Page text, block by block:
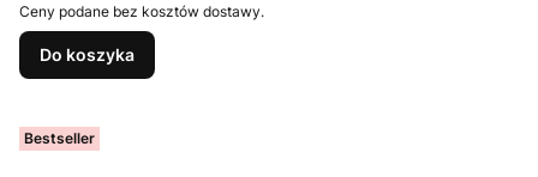
Ceny podane bez kosztów dostawy.
Do koszyka
Bestseller